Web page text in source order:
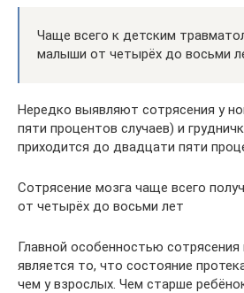
Чаще всего к детским
малыши от четырёх до восьми
Нередко выявляют сотрясения у
пяти процентов случаев) и
приходится до двадцати пяти
Сотрясение мозга чаще всего
от четырёх до восьми лет
Главной особенностью сотрясения
является то, что состояние
чем у взрослых. Чем старше